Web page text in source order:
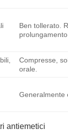
Ben tollerato.
Compresse,
orale.
Generalmente
antiemetici